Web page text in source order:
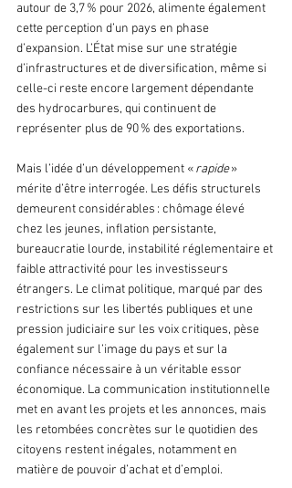
autour de 3,7 % pour 2026, alimente également
cette perception d’un pays en phase
d’expansion. L’État mise sur une stratégie
d’infrastructures et de diversification, même si
celle-ci reste encore largement dépendante
des hydrocarbures, qui continuent de
représenter plus de 90 % des exportations.
Mais l’idée d’un développement « rapide »
mérite d’être interrogée. Les défis structurels
demeurent considérables : chômage élevé
chez les jeunes, inflation persistante,
bureaucratie lourde, instabilité réglementaire et
faible attractivité pour les investisseurs
étrangers. Le climat politique, marqué par des
restrictions sur les libertés publiques et une
pression judiciaire sur les voix critiques, pèse
également sur l’image du pays et sur la
confiance nécessaire à un véritable essor
économique. La communication institutionnelle
met en avant les projets et les annonces, mais
les retombées concrètes sur le quotidien des
citoyens restent inégales, notamment en
matière de pouvoir d’achat et d’emploi.